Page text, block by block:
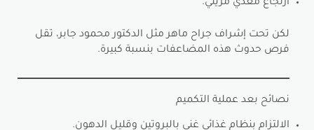
ارتجاع معدي مريئي.
لكن تحت إشراف جراح ماهر مثل الدكتور محمود جابر، تقل
فرص حدوث هذه المضاعفات بنسبة كبيرة.
نصائح بعد عملية التكميم
الالتزام بنظام غذائي غني بالبروتين وقليل الدهون.